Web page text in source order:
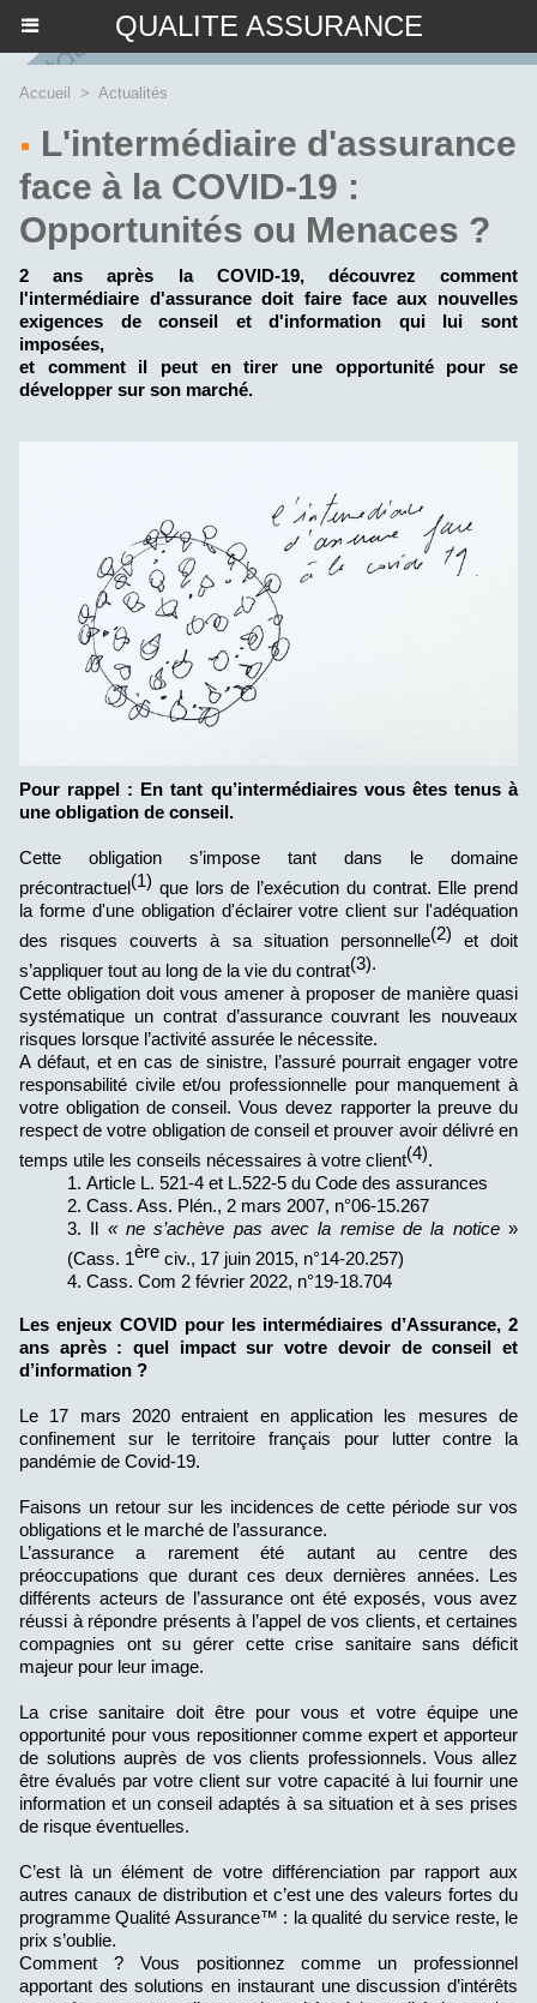
QUALITE ASSURANCE
Accueil > Actualités
L'intermédiaire d'assurance
face à la COVID-19 :
Opportunités ou Menaces ?
2 ans après la COVID-19, découvrez comment
l'intermédiaire d'assurance doit faire face aux nouvelles
exigences de conseil et d'information qui lui sont
imposées,
et comment il peut en tirer une opportunité pour se
développer sur son marché.
Pour rappel : En tant qu’intermédiaires vous êtes tenus à
une obligation de conseil.
Cette obligation s’impose tant dans le domaine
précontractuel(1) que lors de l’exécution du contrat. Elle prend
la forme d'une obligation d'éclairer votre client sur l'adéquation
des risques couverts à sa situation personnelle(2) et doit
s’appliquer tout au long de la vie du contrat(3).
Cette obligation doit vous amener à proposer de manière quasi
systématique un contrat d’assurance couvrant les nouveaux
risques lorsque l’activité assurée le nécessite.
A défaut, et en cas de sinistre, l’assuré pourrait engager votre
responsabilité civile et/ou professionnelle pour manquement à
votre obligation de conseil. Vous devez rapporter la preuve du
respect de votre obligation de conseil et prouver avoir délivré en
temps utile les conseils nécessaires à votre client(4).
Article L. 521-4 et L.522-5 du Code des assurances
Cass. Ass. Plén., 2 mars 2007, n°06-15.267
Il « ne s’achève pas avec la remise de la notice»
(Cass. 1ère civ., 17 juin 2015, n°14-20.257)
Cass. Com 2 février 2022, n°19-18.704
Les enjeux COVID pour les intermédiaires d’Assurance, 2
ans après : quel impact sur votre devoir de conseil et
d’information ?
Le 17 mars 2020 entraient en application les mesures de
confinement sur le territoire français pour lutter contre la
pandémie de Covid-19.
Faisons un retour sur les incidences de cette période sur vos
obligations et le marché de l’assurance.
L’assurance a rarement été autant au centre des
préoccupations que durant ces deux dernières années. Les
différents acteurs de l’assurance ont été exposés, vous avez
réussi à répondre présents à l’appel de vos clients, et certaines
compagnies ont su gérer cette crise sanitaire sans déficit
majeur pour leur image.
La crise sanitaire doit être pour vous et votre équipe une
opportunité pour vous repositionner comme expert et apporteur
de solutions auprès de vos clients professionnels. Vous allez
être évalués par votre client sur votre capacité à lui fournir une
information et un conseil adaptés à sa situation et à ses prises
de risque éventuelles.
C’est là un élément de votre différenciation par rapport aux
autres canaux de distribution et c’est une des valeurs fortes du
programme Qualité Assurance™ : la qualité du service reste, le
prix s’oublie.
Comment ? Vous positionnez comme un professionnel
apportant des solutions en instaurant une discussion d’intérêts